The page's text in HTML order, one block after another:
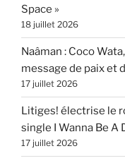
Space »
18 juillet 2026
Naâman : Coco
message de paix et
17 juillet 2026
Litiges! électrise le
single I Wanna Be A
17 juillet 2026